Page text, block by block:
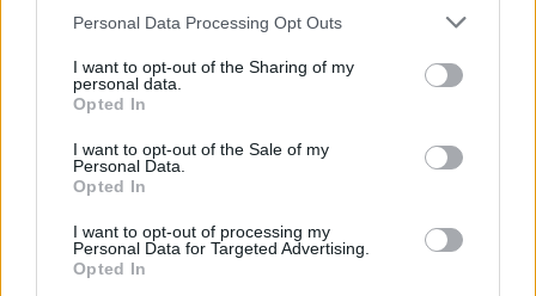
Personal Data Processing Opt Outs
I want to opt-out of the Sharing of my
personal data.
Opted In
I want to opt-out of the Sale of my
Personal Data.
Opted In
I want to opt-out of processing my
Personal Data for Targeted Advertising.
Opted In
από τα«Εγκλήματα»και χαρίζει άφθονο
γέλιο.
Μαρία Καβογιάννη
μας μιλά
για τις 5 αγαπημένες της
ταινίες (και όχι μόνο)! | Cinobo
Guest Picks